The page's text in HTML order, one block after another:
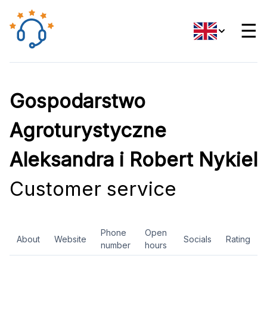
☰
Gospodarstwo
Agroturystyczne
Aleksandra i Robert Nykiel
Customer service
About Website
Phone
number
Open
hours
Socials Rating